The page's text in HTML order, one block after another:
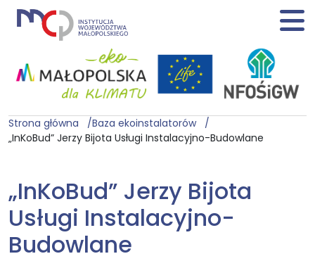
Strona główna
Baza ekoinstalatorów
„InKoBud” Jerzy Bijota Usługi Instalacyjno-Budowlane
„InKoBud” Jerzy Bijota
Usługi Instalacyjno-
Budowlane